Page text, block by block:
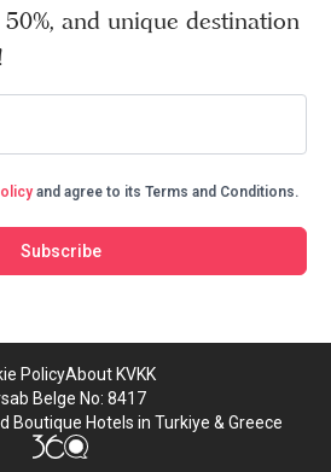
and unique destination
and agree to its Terms and Conditions.
Subscribe
Boutique Hotels in Turkiye & Greece
Belge No: 8417
PolicyAbout KVKK